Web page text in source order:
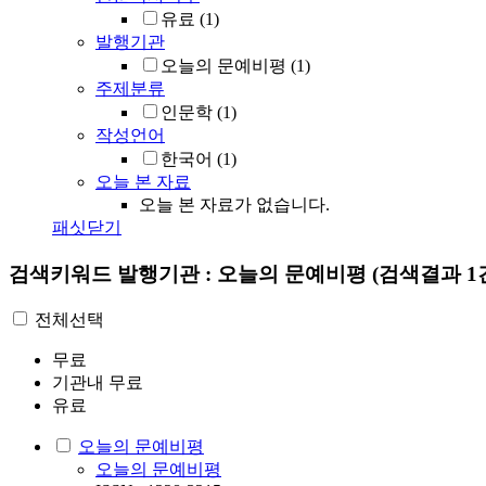
유료 (1)
발행기관
오늘의 문예비평 (1)
주제분류
인문학 (1)
작성언어
한국어 (1)
오늘 본 자료
오늘 본 자료가 없습니다.
패싯닫기
검색키워드 발행기관 : 오늘의 문예비평 (검색결과 1
전체선택
무료
기관내 무료
유료
오늘의 문예비평
오늘의 문예비평